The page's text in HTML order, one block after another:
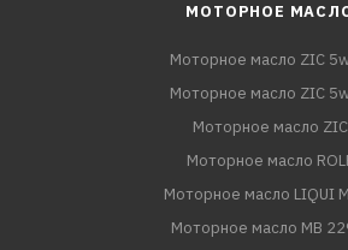
МОТОРНОЕ
Моторное масло ZIC
Моторное масло ZIC
Моторное масло ZIC
Моторное масло
Моторное масло LIQUI
Моторное масло MB